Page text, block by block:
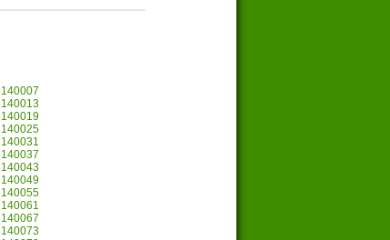
140007
140013
140019
140025
140031
140037
140043
140049
140055
140061
140067
140073